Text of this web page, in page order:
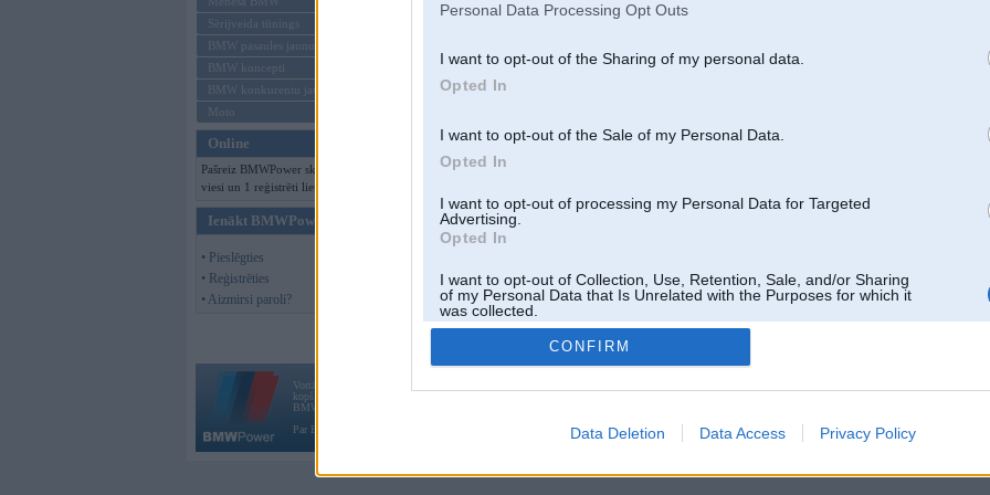
Personal Data Processing Opt Outs
I want to opt-out of the Sharing of my personal data.
Opted In
I want to opt-out of the Sale of my Personal Data.
Opted In
I want to opt-out of processing my Personal Data for Targeted
Advertising.
Opted In
I want to opt-out of Collection, Use, Retention, Sale, and/or Sharing
of my Personal Data that Is Unrelated with the Purposes for which it
was collected.
Opted Out
CONFIRM
Data Deletion Data Access Privacy Policy
Sērijveida tūnings
BMW pasaules jaunumi
BMW koncepti
BMW konkurentu jaunumi
Moto
Online
Pašreiz BMWPower skatās 102
viesi un 1 reģistrēti lietotāji.
Ienākt BMWPower
• Pieslēgties
• Reģistrēties
• Aizmirsi paroli?
Vortāls BMWPower.lv darbojas
kopš 2002. gada 14. maija. Tas nav auto klubs un nav saistīts ar
BMW AG.
Par BMWPower